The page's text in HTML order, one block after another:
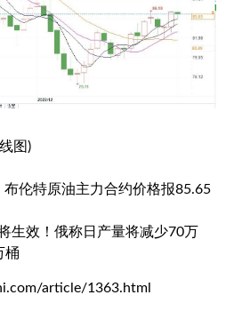
图)
布伦特原油主力合约价格报85.65
生效！俄称日产量将减少70万
桶
article/1363.html